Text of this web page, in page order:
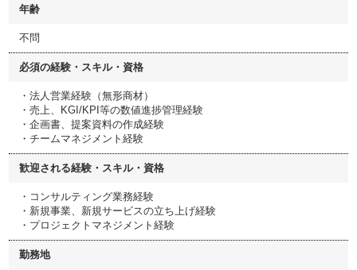
年齢
不問
必須の経験・スキル・資格
・法人営業経験（無形商材）
・売上、KGI/KPI等の数値進捗管理経験
・企画書、提案資料の作成経験
・チームマネジメント経験
歓迎される経験・スキル・資格
・コンサルティング業務経験
・新規事業、新規サービスの立ち上げ経験
・プロジェクトマネジメント経験
勤務地